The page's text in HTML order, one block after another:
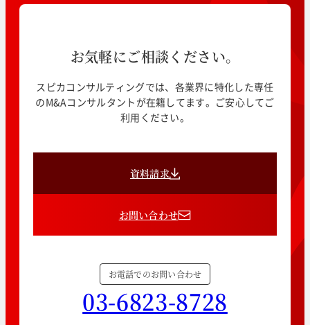
お気軽にご相談ください。
スピカコンサルティングでは、各業界に特化した専任
のM&Aコンサルタントが在籍してます。ご安心してご
利用ください。
資料請求
お問い合わせ
お電話でのお問い合わせ
03-6823-8728